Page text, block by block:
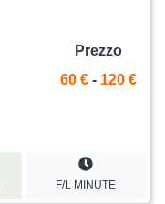
Prezzo
60 € - 120 €
F/L MINUTE